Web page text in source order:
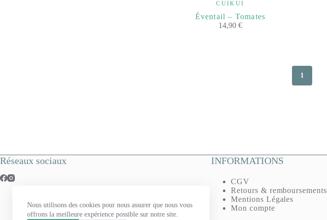
Nous utilisons des cookies pour nous assurer que nous vous
offrons la meilleure expérience possible sur notre site.
CUIKUI
Éventail – Tomates
14,90 €
1
Réseaux sociaux INFORMATIONS
CGV
Retours & remboursements
Mentions Légales
Mon compte